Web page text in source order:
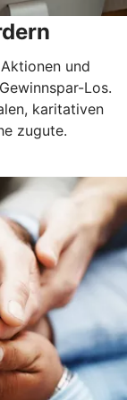
und
Los.
karitativen
zugute.